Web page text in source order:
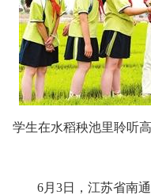
学生在水稻秧池里聆听
6月3日，江苏省南